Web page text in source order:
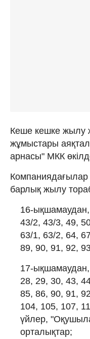
Кеше кешке жылу
жұмыстары
арнасы" МКК
барлық жылу
16-
43/2, 43/3, 49,
63/1, 63/2, 64,
89, 90, 91, 92,
17-
28, 29, 30, 43,
85, 86, 90, 91,
104, 105, 107,
үйлер,
орталықтар;